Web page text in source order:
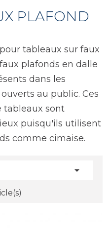
PLAFOND
tableaux sur faux
plafonds en dalle
dans les
au public. Ces
tableaux sont
puisqu'ils utilisent
comme cimaise.
